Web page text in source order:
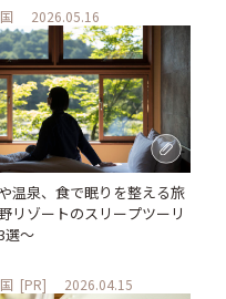
2026.05.16
温泉、食で眠りを整える旅
リゾートのスリープツーリ
選～
[PR] 2026.04.15